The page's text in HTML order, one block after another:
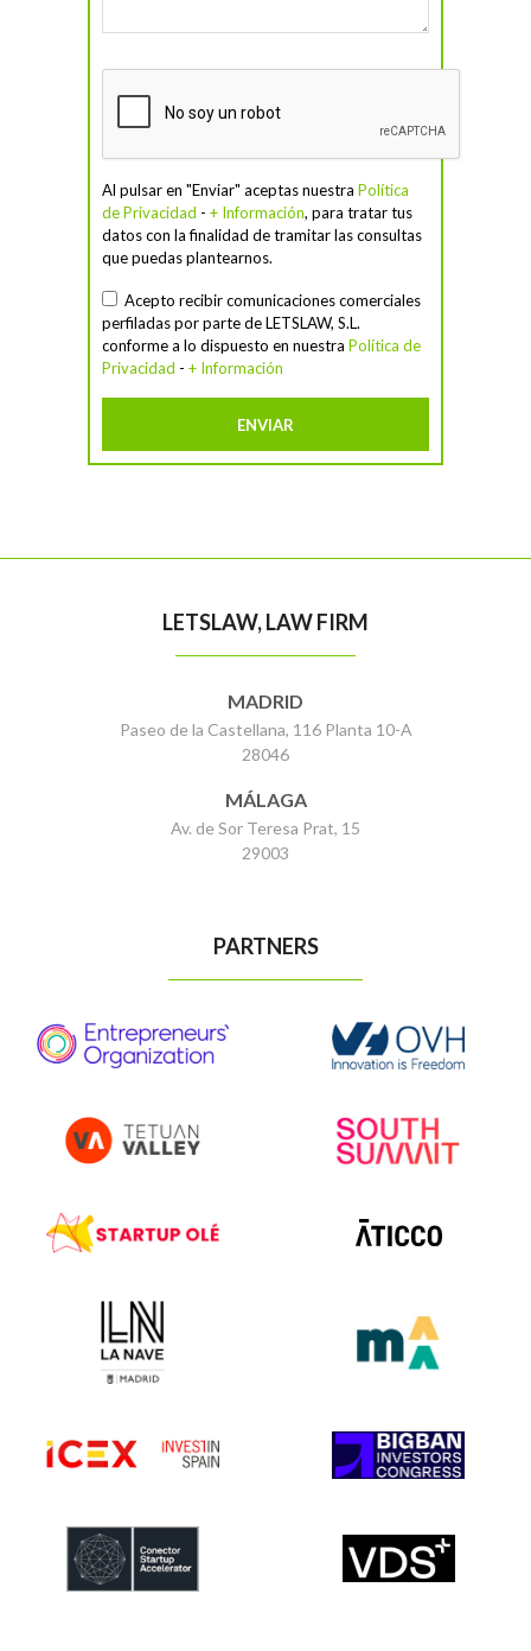
Al pulsar en "Enviar" aceptas nuestra Política
de Privacidad - + Información, para tratar tus
datos con la finalidad de tramitar las consultas
que puedas plantearnos.
Acepto recibir comunicaciones comerciales
perfiladas por parte de LETSLAW, S.L.
conforme a lo dispuesto en nuestra Política de
Privacidad - + Información
LETSLAW, LAW FIRM
MADRID
Paseo de la Castellana, 116 Planta 10-A
28046
MÁLAGA
Av. de Sor Teresa Prat, 15
29003
PARTNERS